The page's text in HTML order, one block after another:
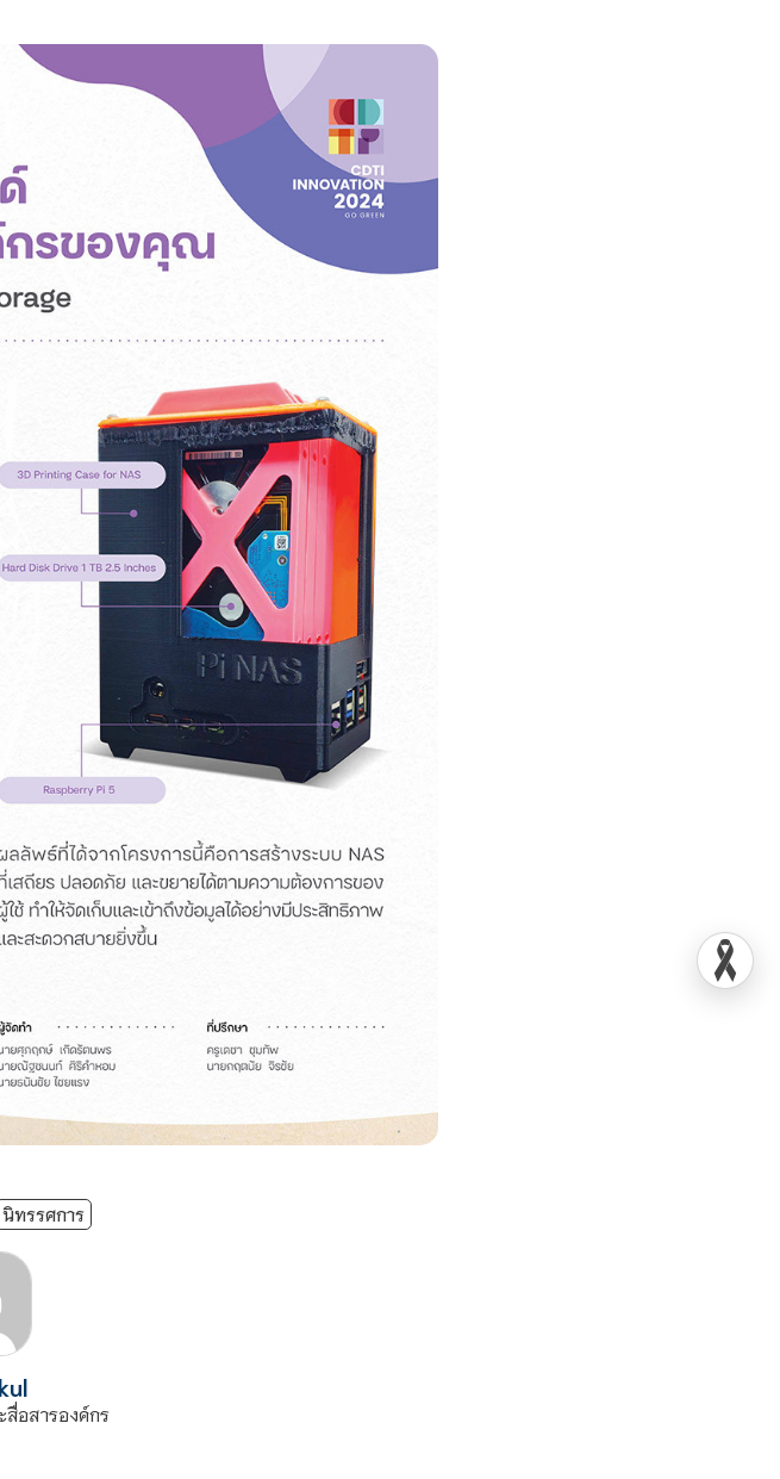
นิทรรศการ
สื่อสารองค์กร